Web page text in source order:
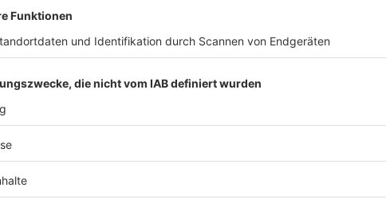
Abgesetzt
TSV Legau Hauptplatz | Altusrieder Str. 47 | 87764 Legau
SV Oberegg 2